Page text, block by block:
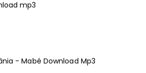
mp3
- Mabé Download Mp3